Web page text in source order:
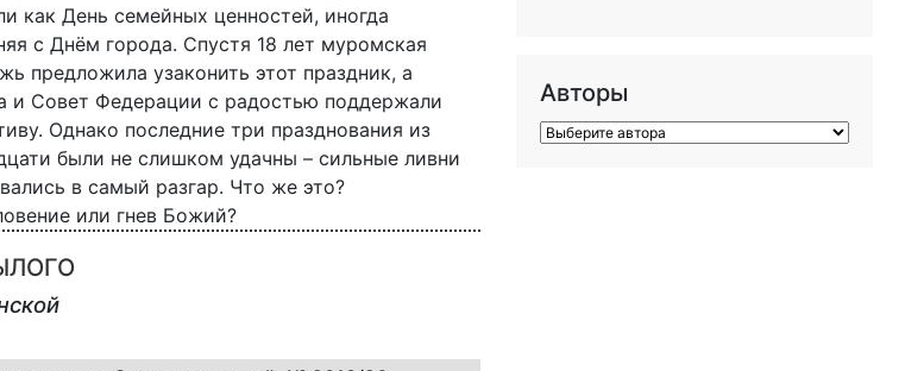
как День семейных ценностей, иногда
с Днём города. Спустя 18 лет муромская
предложила узаконить этот праздник, а
и Совет Федерации с радостью поддержали
Однако последние три празднования из
были не слишком удачны – сильные ливни
в самый разгар. Что же это?
или гнев Божий?
Авторы